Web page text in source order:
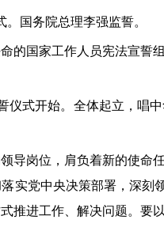
国务院总理李强监誓。
的国家工作人员宪法宣誓
式开始。全体起立，唱
导岗位，肩负着新的使
实党中央决策部署，深刻
推进工作、解决问题。